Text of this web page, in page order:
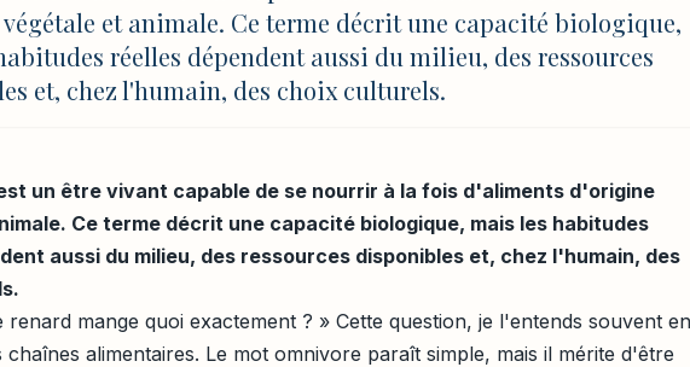
et animale. Ce terme décrit une capacité biologique,
réelles dépendent aussi du milieu, des ressources
et, chez l'humain, des choix culturels.
un être vivant capable de se nourrir à la fois d'aliments d'origine
Ce terme décrit une capacité biologique, mais les habitudes
aussi du milieu, des ressources disponibles et, chez l'humain, des
renard mange quoi exactement ? » Cette question, je l'entends souvent en
chaînes alimentaires. Le mot omnivore paraît simple, mais il mérite d'être